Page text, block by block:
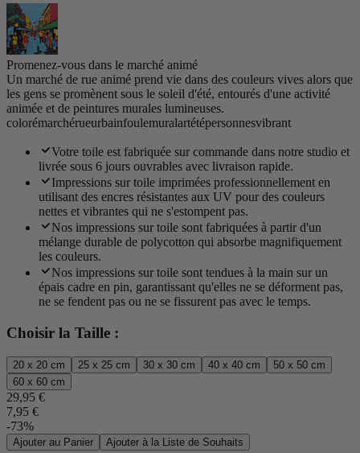
Promenez-vous dans le marché animé
Un marché de rue animé prend vie dans des couleurs vives alors que
les gens se promènent sous le soleil d'été, entourés d'une activité
animée et de peintures murales lumineuses.
colorémarchérueurbainfoulemuralartétépersonnesvibrant
Votre toile est fabriquée sur commande dans notre studio et
livrée sous 6 jours ouvrables avec livraison rapide.
Impressions sur toile imprimées professionnellement en
utilisant des encres résistantes aux UV pour des couleurs
nettes et vibrantes qui ne s'estompent pas.
Nos impressions sur toile sont fabriquées à partir d'un
mélange durable de polycotton qui absorbe magnifiquement
les couleurs.
Nos impressions sur toile sont tendues à la main sur un
épais cadre en pin, garantissant qu'elles ne se déforment pas,
ne se fendent pas ou ne se fissurent pas avec le temps.
Choisir la Taille :
20 x 20 cm 25 x 25 cm 30 x 30 cm 40 x 40 cm
50 x 50 cm
60 x 60 cm
29,95 €
7,95 €
-73%
Ajouter au Panier Ajouter à la Liste de Souhaits